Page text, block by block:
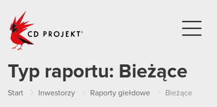
Typ raportu: Bieżące
Start Inwestorzy Raporty giełdowe Bieżące